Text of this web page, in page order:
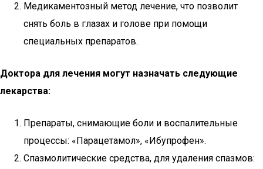
Медикаментозный метод лечение, что позволит
снять боль в глазах и голове при помощи
специальных препаратов.
Доктора для лечения могут назначать следующие
лекарства:
Препараты, снимающие боли и воспалительные
процессы: «Парацетамол», «Ибупрофен».
Спазмолитические средства, для удаления спазмов: